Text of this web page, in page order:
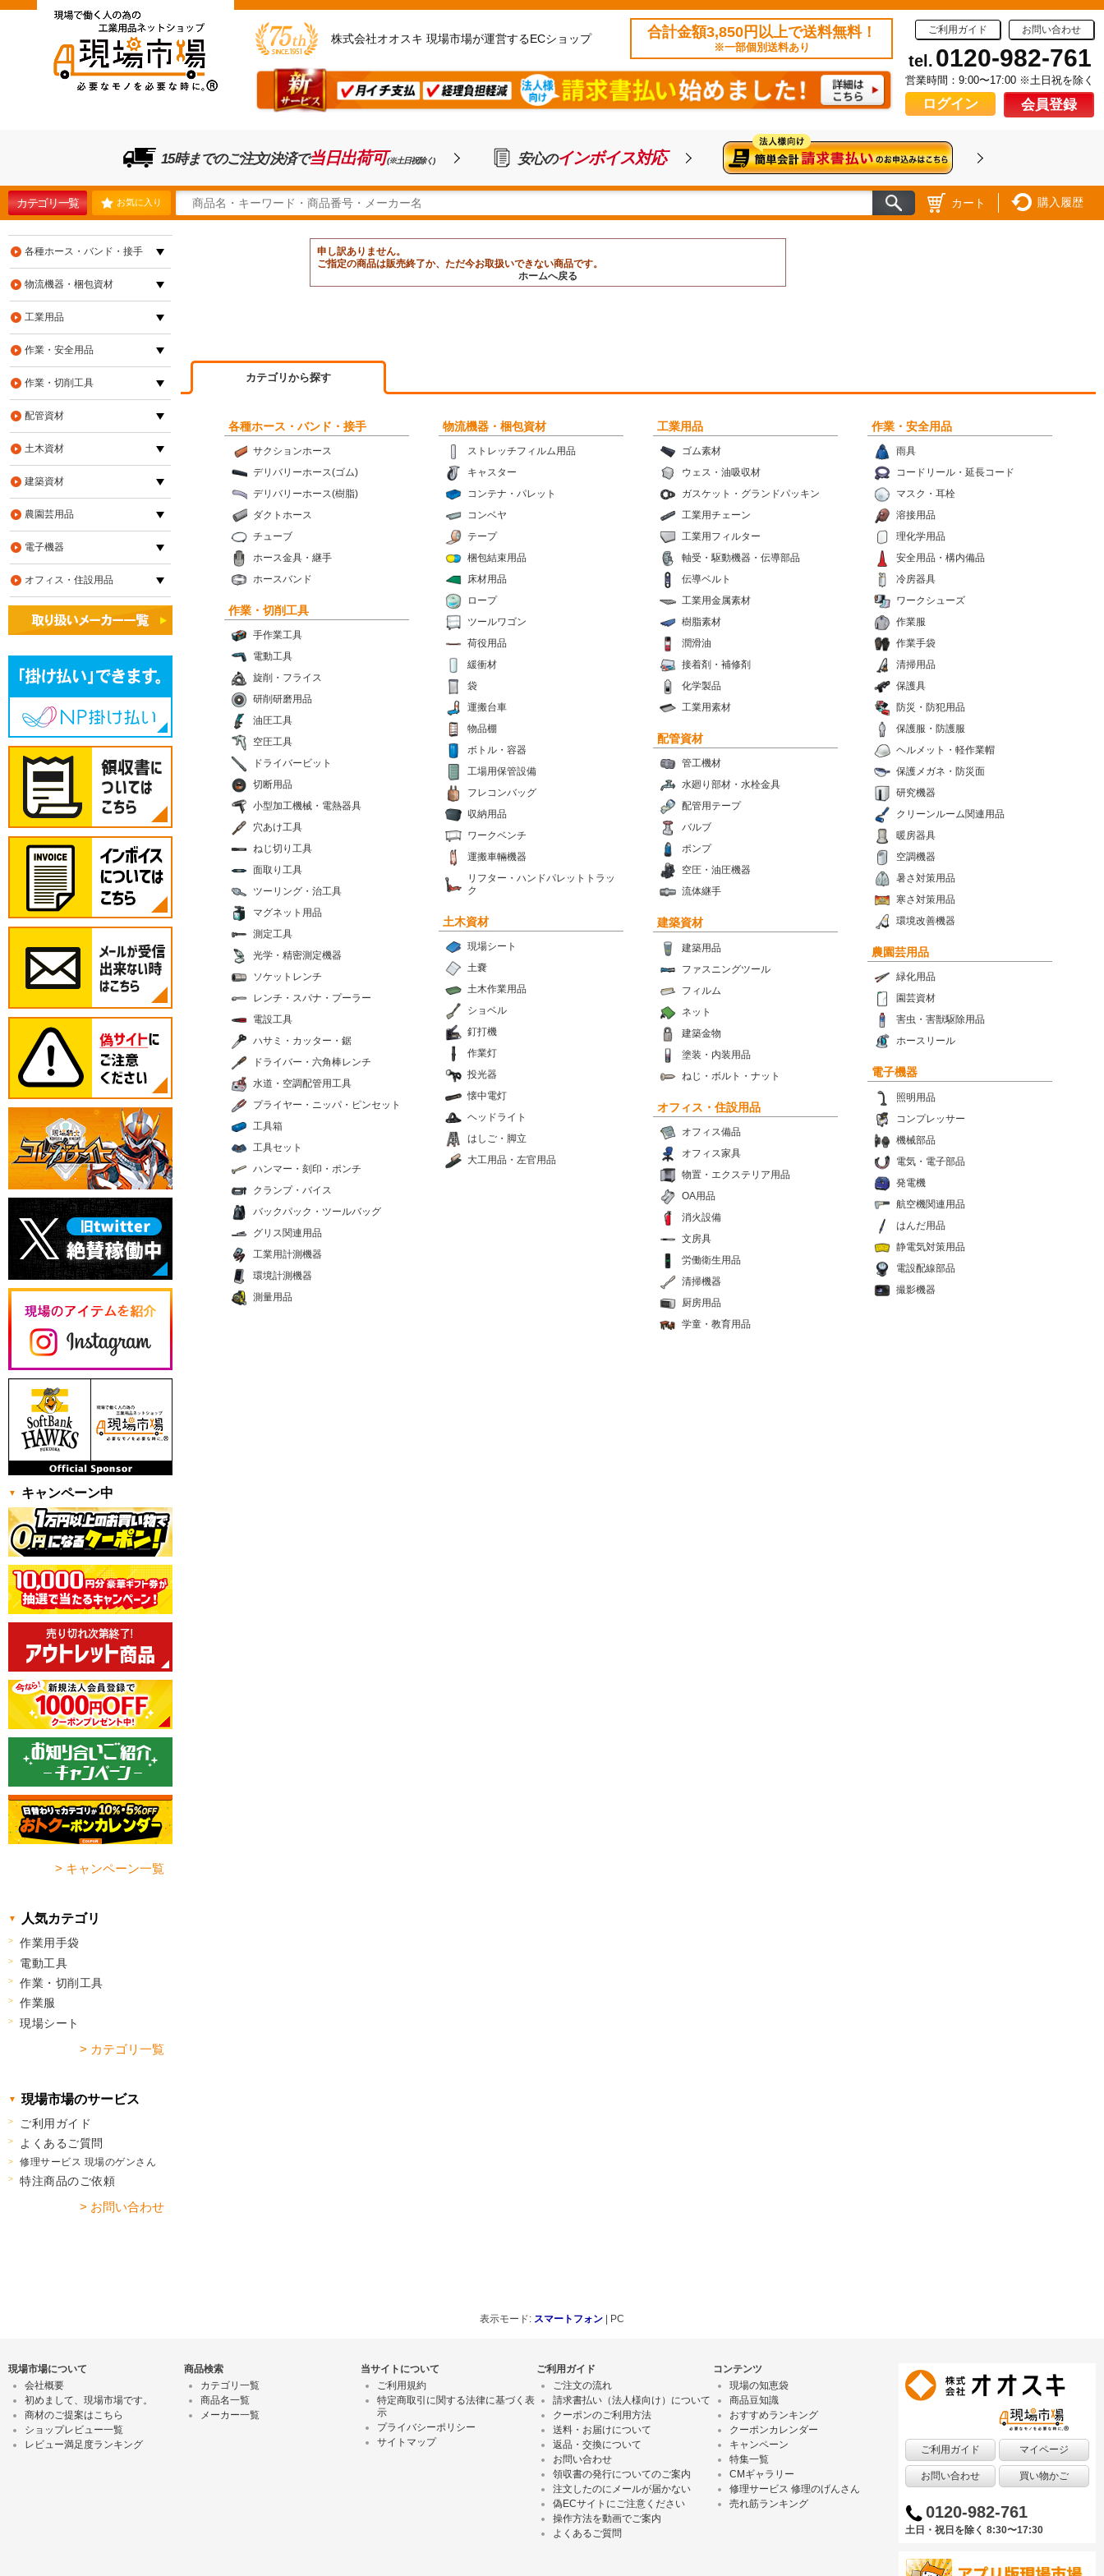
株式会社オオスキ 現場市場が運営するECショップ 合計金額3,850円以上で送料無料！
※一部個別送料あり
ご利用ガイド お問い合わせ
tel. 0120-982-761
営業時間：9:00〜17:00 ※土日祝を除く
ログイン 会員登録
15時までのご注文/決済で当日出荷可(※土日祝除く) 安心のインボイス対応
カテゴリ一覧 お気に入り カート 購入履歴
申し訳ありません。
ご指定の商品は販売終了か、ただ今お取扱いできない商品です。
ホームへ戻る
カテゴリから探す
各種ホース・バンド・接手
サクションホース
デリバリーホース(ゴム)
デリバリーホース(樹脂)
ダクトホース
チューブ
ホース金具・継手
ホースバンド
物流機器・梱包資材
ストレッチフィルム用品
キャスター
コンテナ・パレット
コンベヤ
テープ
梱包結束用品
床材用品
ロープ
ツールワゴン
荷役用品
緩衝材
袋
運搬台車
物品棚
ボトル・容器
工場用保管設備
フレコンバッグ
収納用品
ワークベンチ
運搬車輛機器
リフター・ハンドパレットトラッ
ク
工業用品
ゴム素材
ウェス・油吸収材
ガスケット・グランドパッキン
工業用チェーン
工業用フィルター
軸受・駆動機器・伝導部品
伝導ベルト
工業用金属素材
樹脂素材
潤滑油
接着剤・補修剤
化学製品
工業用素材
作業・安全用品
雨具
コードリール・延長コード
マスク・耳栓
溶接用品
理化学用品
安全用品・構内備品
冷房器具
ワークシューズ
作業服
作業手袋
清掃用品
保護具
防災・防犯用品
保護服・防護服
ヘルメット・軽作業帽
保護メガネ・防災面
研究機器
クリーンルーム関連用品
暖房器具
空調機器
暑さ対策用品
寒さ対策用品
環境改善機器
作業・切削工具
手作業工具
電動工具
旋削・フライス
研削研磨用品
油圧工具
空圧工具
ドライバービット
切断用品
小型加工機械・電熱器具
穴あけ工具
ねじ切り工具
面取り工具
ツーリング・治工具
マグネット用品
測定工具
光学・精密測定機器
ソケットレンチ
レンチ・スパナ・プーラー
電設工具
ハサミ・カッター・鋸
ドライバー・六角棒レンチ
水道・空調配管用工具
プライヤー・ニッパ・ピンセット
工具箱
工具セット
ハンマー・刻印・ポンチ
クランプ・バイス
バックパック・ツールバッグ
グリス関連用品
工業用計測機器
環境計測機器
測量用品
配管資材
管工機材
水廻り部材・水栓金具
配管用テープ
バルブ
ポンプ
空圧・油圧機器
流体継手
土木資材
現場シート
土嚢
土木作業用品
ショベル
釘打機
作業灯
投光器
懐中電灯
ヘッドライト
はしご・脚立
大工用品・左官用品
建築資材
建築用品
ファスニングツール
フィルム
ネット
建築金物
塗装・内装用品
ねじ・ボルト・ナット
農園芸用品
緑化用品
園芸資材
害虫・害獣駆除用品
ホースリール
電子機器
照明用品
コンプレッサー
機械部品
電気・電子部品
発電機
航空機関連用品
はんだ用品
静電気対策用品
電設配線部品
撮影機器
オフィス・住設用品
オフィス備品
オフィス家具
物置・エクステリア用品
OA用品
消火設備
文房具
労働衛生用品
清掃機器
厨房用品
学童・教育用品
各種ホース・バンド・接手
物流機器・梱包資材
工業用品
作業・安全用品
作業・切削工具
配管資材
土木資材
建築資材
農園芸用品
電子機器
オフィス・住設用品
キャンペーン中
> キャンペーン一覧
人気カテゴリ
作業用手袋
電動工具
作業・切削工具
作業服
現場シート
> カテゴリ一覧
現場市場のサービス
ご利用ガイド
よくあるご質問
修理サービス 現場のゲンさん
特注商品のご依頼
> お問い合わせ
表示モード: スマートフォン | PC
現場市場について
会社概要
初めまして、現場市場です。
商材のご提案はこちら
ショップレビュー一覧
レビュー満足度ランキング
商品検索
カテゴリ一覧
商品名一覧
メーカー一覧
当サイトについて
ご利用規約
特定商取引に関する法律に基づく表
示
プライバシーポリシー
サイトマップ
ご利用ガイド
ご注文の流れ
請求書払い（法人様向け）について
クーポンのご利用方法
送料・お届けについて
返品・交換について
お問い合わせ
領収書の発行についてのご案内
注文したのにメールが届かない
偽ECサイトにご注意ください
操作方法を動画でご案内
よくあるご質問
コンテンツ
現場の知恵袋
商品豆知識
おすすめランキング
クーポンカレンダー
キャンペーン
特集一覧
CMギャラリー
修理サービス 修理のげんさん
売れ筋ランキング
ご利用ガイド マイページ
お問い合わせ 買い物かご
0120-982-761
土日・祝日を除く 8:30〜17:30